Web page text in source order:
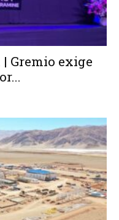
Gremio exige